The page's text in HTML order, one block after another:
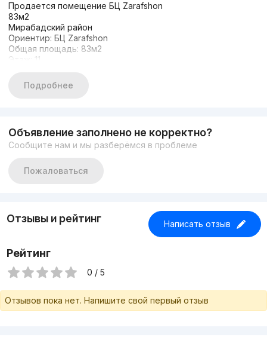
Продается помещение БЦ Zarafshon
83м2
Мирабадский район
Ориентир: БЦ Zarafshon
Общая площадь: 83м2
Этаж: 11
вид на Tashkent City
Цена: 249.000 у.е
Подробнее
Объявление заполнено не корректно?
Сообщите нам и мы разберёмся в проблеме
Пожаловаться
Отзывы и рейтинг Написать отзыв
Рейтинг
0 / 5
Отзывов пока нет. Напишите свой первый отзыв